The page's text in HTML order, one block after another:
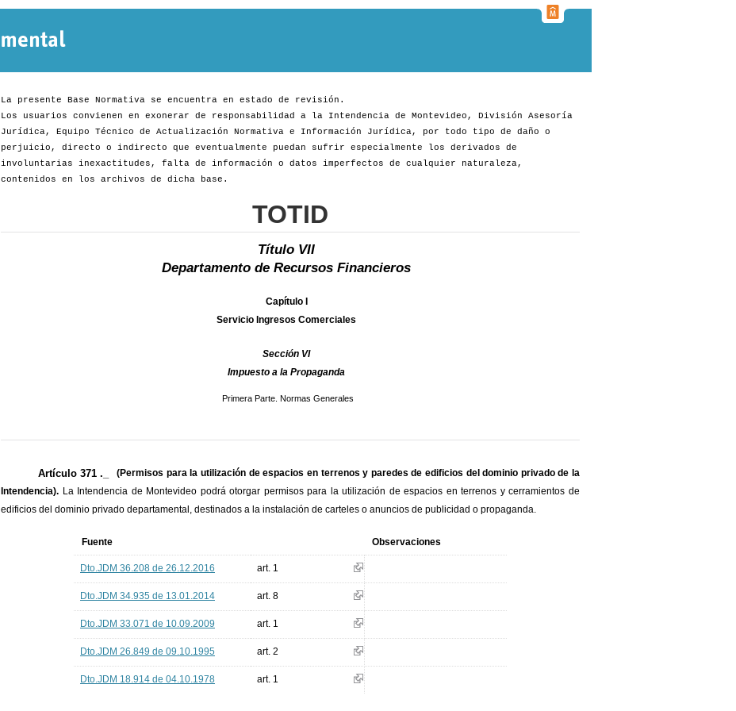
La presente Base Normativa se encuentra en estado de revisión.
Los usuarios convienen en exonerar de responsabilidad a la Intendencia de Montevideo, División Asesoría
Jurídica, Equipo Técnico de Actualización Normativa e Información Jurídica, por todo tipo de daño o
perjuicio, directo o indirecto que eventualmente puedan sufrir especialmente los derivados de
involuntarias inexactitudes, falta de información o datos imperfectos de cualquier naturaleza,
contenidos en los archivos de dicha base.
TOTID
Título VII
Departamento de Recursos Financieros
Capítulo I
Servicio Ingresos Comerciales
Sección VI
Impuesto a la Propaganda
Primera Parte. Normas Generales
Artículo 371 ._
(Permisos para la utilización de espacios en terrenos y paredes de edificios del dominio privado de la
Intendencia). La Intendencia de Montevideo podrá otorgar permisos para la utilización de espacios en terrenos y cerramientos de
edificios del dominio privado departamental, destinados a la instalación de carteles o anuncios de publicidad o propaganda.
Fuente Observaciones
Dto.JDM 36.208 de 26.12.2016 art. 1
Dto.JDM 34.935 de 13.01.2014 art. 8
Dto.JDM 33.071 de 10.09.2009 art. 1
Dto.JDM 26.849 de 09.10.1995 art. 2
Dto.JDM 18.914 de 04.10.1978 art. 1